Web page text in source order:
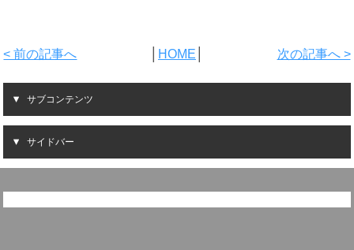
< 前の記事へ HOME 次の記事へ >
サブコンテンツ
サイドバー